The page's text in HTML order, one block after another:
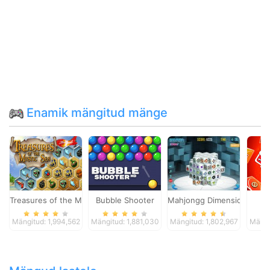
Enamik mängitud mänge
Treasures of the Mystic Sea
Mängitud: 1,994,562
Bubble Shooter
Mängitud: 1,881,030
Mahjongg Dimensions
Mängitud: 1,802,967